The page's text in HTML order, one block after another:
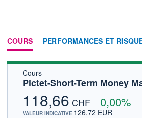
COURS PERFORMANCES ET
Cours
Pictet-Short-Term Money
118,66 CHF 0,00%
VALEUR INDICATIVE 126,72 EUR